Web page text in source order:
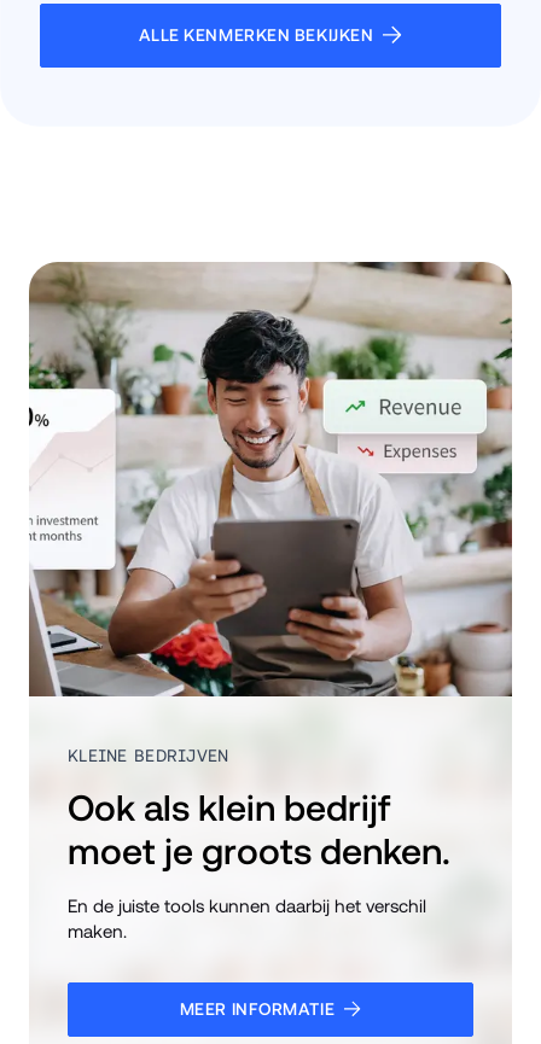
ALLE KENMERKEN BEKIJKEN
KLEINE BEDRIJVEN
Ook als klein bedrijf
moet je groots denken.
En de juiste tools kunnen daarbij het verschil
maken.
MEER INFORMATIE